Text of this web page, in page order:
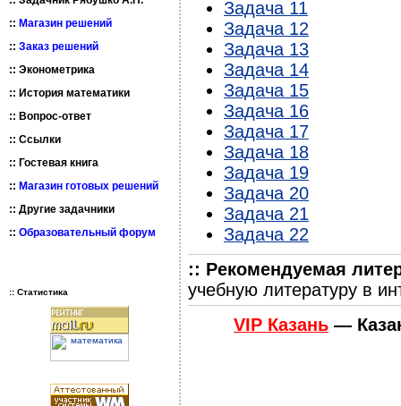
Задача 11
Задача 12
Задача 13
Задача 14
Задача 15
Задача 16
Задача 17
Задача 18
Задача 19
Задача 20
Задача 21
Задача 22
:: Рекомендуемая
учебную литературу в
VIP Казань —
:: Магазин решений
:: Заказ решений
:: Эконометрика
:: История математики
:: Вопрос-ответ
:: Ссылки
:: Гостевая книга
:: Магазин готовых решений
:: Другие задачники
:: Образовательный форум
:: Статистика